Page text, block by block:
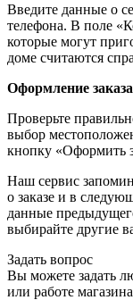
Введите данные о
телефона. В поле
которые могут
доме считаются
Оформление заказа
Проверьте
выбор
кнопку «Оформить
Наш сервис
о заказе и в
данные
выбирайте другие
Задать вопрос
Вы можете задать
или работе